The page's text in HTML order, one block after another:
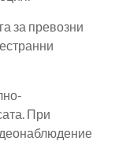
за превозни
При